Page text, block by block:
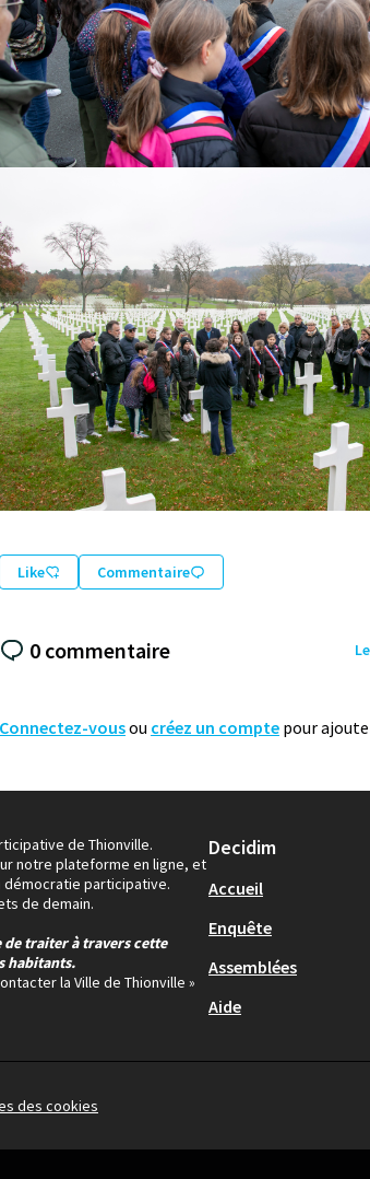
Like Commentaire
0 commentaire
Connectez-vousou créez un compte pour
de Thionville.
notre plateforme en ligne, et
participative.
de demain.
de traiter à travers cette
habitants.
la Ville de Thionville »
Decidim
Accueil
Enquête
Assemblées
Aide
des cookies